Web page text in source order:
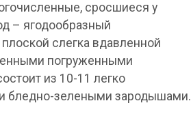
сросшиеся у
– ягодообразный
слегка вдавленной
погруженными
из 10-11 легко
бледно-зелеными зародышами.